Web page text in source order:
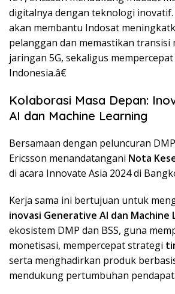
digitalnya dengan teknologi
akan membantu Indosat
pelanggan dan memastikan transisi
jaringan 5G, sekaligus
Indonesia.â€
Kolaborasi Masa Depan:
AI dan Machine Learning
Bersamaan dengan peluncuran
Ericsson menandatangani Nota
di acara Innovate Asia 2024 di
Kerja sama ini bertujuan untuk
inovasi Generative AI dan Machine
ekosistem DMP dan BSS, guna
monetisasi, mempercepat strategi
serta menghadirkan produk
mendukung pertumbuhan